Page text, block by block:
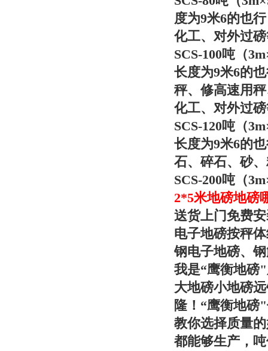
度为9米6的也
化工、对外过
SCS-100吨（
长度为9米6的
秤、修高速用
化工、对外过
SCS-120吨（
长度为9米6的
石、碎石、砂
SCS-200吨（
2*5米地磅地磅
送货上门免费
电子地磅按秤
钢电子地磅、
我是“鹰衡地磅"
大地磅小地磅
隆！“鹰衡地磅
教你选择质量
都能够生产，